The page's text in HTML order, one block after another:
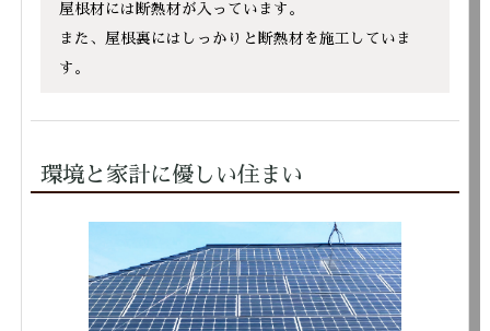
屋根材には断熱材が入っています。
また、屋根裏にはしっかりと断熱材を施工していま
す。
環境と家計に優しい住まい